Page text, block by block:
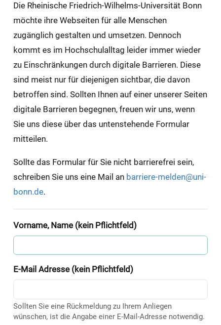
Die Rheinische Friedrich-Wilhelms-Universität Bonn
möchte ihre Webseiten für alle Menschen
zugänglich gestalten und umsetzen. Dennoch
kommt es im Hochschulalltag leider immer wieder
zu Einschränkungen durch digitale Barrieren. Diese
sind meist nur für diejenigen sichtbar, die davon
betroffen sind. Sollten Ihnen auf einer unserer Seiten
digitale Barrieren begegnen, freuen wir uns, wenn
Sie uns diese über das untenstehende Formular
mitteilen.
Sollte das Formular für Sie nicht barrierefrei sein,
schreiben Sie uns eine Mail an barriere-melden@uni-
bonn.de.
Vorname, Name (kein Pflichtfeld)
E-Mail Adresse (kein Pflichtfeld)
Sollten Sie eine Rückmeldung zu Ihrem Anliegen
wünschen, ist die Angabe einer E-Mail-Adresse notwendig.